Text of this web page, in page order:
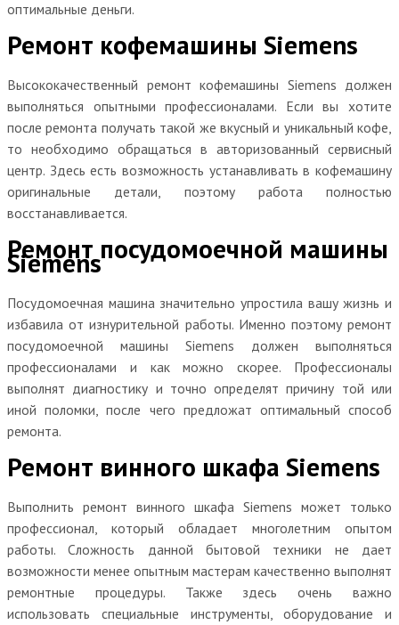
оптимальные деньги.
Ремонт кофемашины Siemens
Высококачественный ремонт кофемашины Siemens должен
выполняться опытными профессионалами. Если вы хотите
после ремонта получать такой же вкусный и уникальный кофе,
то необходимо обращаться в авторизованный сервисный
центр. Здесь есть возможность устанавливать в кофемашину
оригинальные детали, поэтому работа полностью
восстанавливается.
Ремонт посудомоечной машины
Siemens
Посудомоечная машина значительно упростила вашу жизнь и
избавила от изнурительной работы. Именно поэтому ремонт
посудомоечной машины Siemens должен выполняться
профессионалами и как можно скорее. Профессионалы
выполнят диагностику и точно определят причину той или
иной поломки, после чего предложат оптимальный способ
ремонта.
Ремонт винного шкафа Siemens
Выполнить ремонт винного шкафа Siemens может только
профессионал, который обладает многолетним опытом
работы. Сложность данной бытовой техники не дает
возможности менее опытным мастерам качественно выполнят
ремонтные процедуры. Также здесь очень важно
использовать специальные инструменты, оборудование и